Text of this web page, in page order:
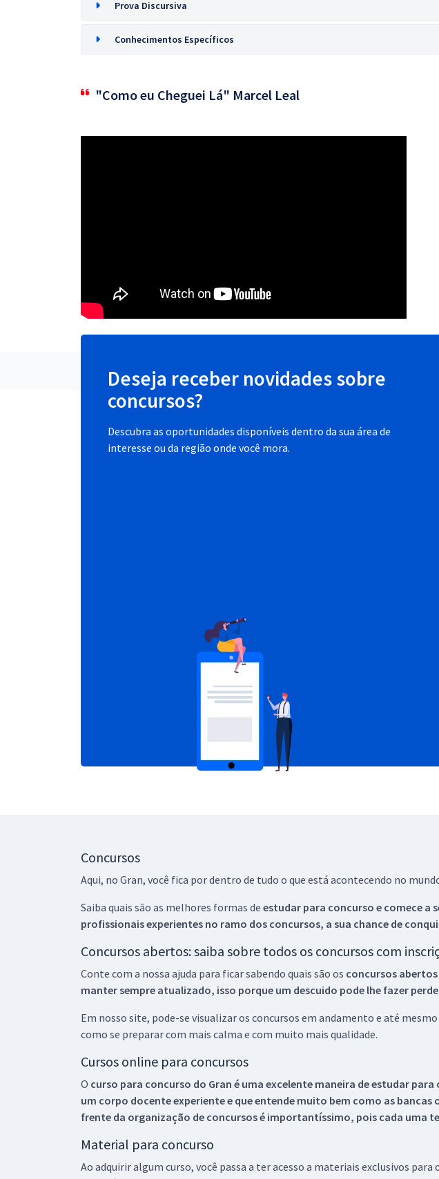
Prova Discursiva
Conhecimentos Específicos
"Como eu Cheguei Lá" Marcel Leal
Deseja receber novidades sobre
concursos?
Descubra as oportunidades disponíveis dentro da sua área de
interesse ou da região onde você mora.
Concursos
Aqui, no Gran, você fica por dentro de tudo o que está acontecendo no
Saiba quais são as melhores formas de estudar para concurso e comece a
profissionais experientes no ramo dos concursos, a sua chance de
Concursos abertos: saiba sobre todos os concursos com
Conte com a nossa ajuda para ficar sabendo quais são os concursos
manter sempre atualizado, isso porque um descuido pode lhe fazer
Em nosso site, pode-se visualizar os concursos em andamento e até
como se preparar com mais calma e com muito mais qualidade.
Cursos online para concursos
O curso para concurso do Gran é uma excelente maneira de estudar
um corpo docente experiente e que entende muito bem como as
frente da organização de concursos é importantíssimo, pois cada uma
Material para concurso
Ao adquirir algum curso, você passa a ter acesso a materiais exclusivos